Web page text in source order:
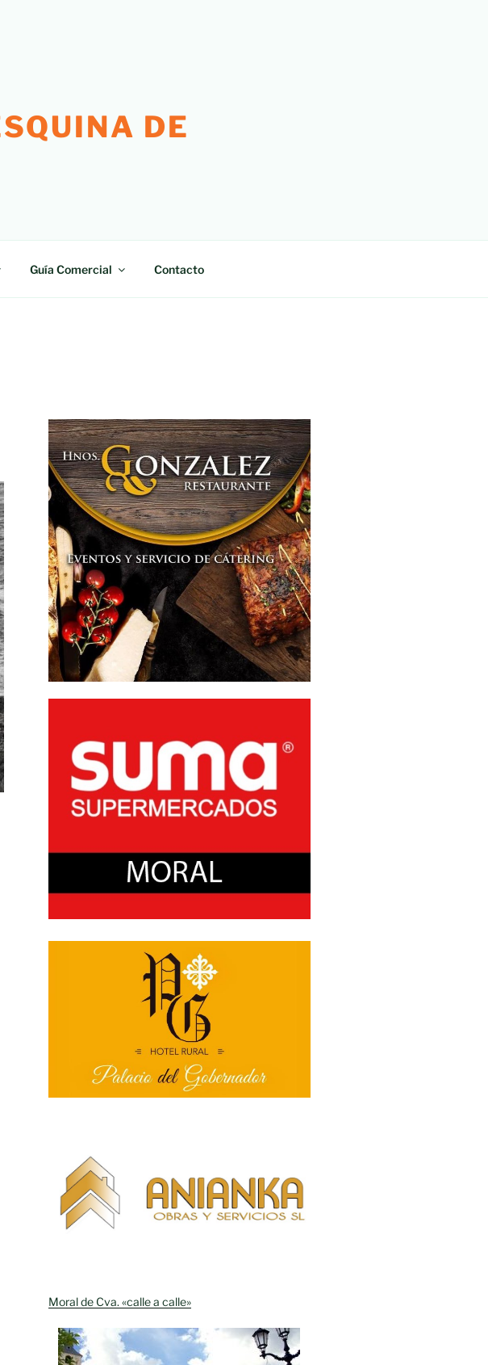
DE
Guía Comercial Contacto
Moral de Cva. «calle a calle»